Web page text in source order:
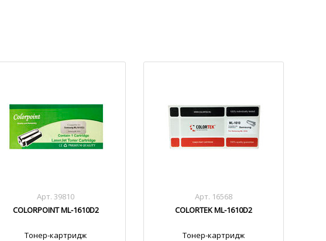
Арт. 39810
COLORPOINT ML-1610D2
Тонер-картридж
Арт. 16568
COLORTEK ML-1610D2
Тонер-картридж